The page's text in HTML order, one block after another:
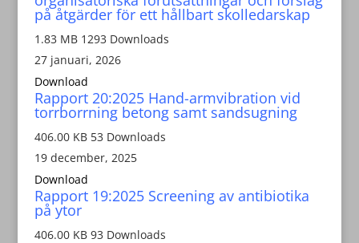
på åtgärder för ett hållbart skolledarskap
1.83 MB 1293 Downloads
27 januari, 2026
Download
Rapport 20:2025 Hand-armvibration vid
torrborrning betong samt sandsugning
406.00 KB 53 Downloads
19 december, 2025
Download
Rapport 19:2025 Screening av antibiotika
på ytor
406.00 KB 93 Downloads